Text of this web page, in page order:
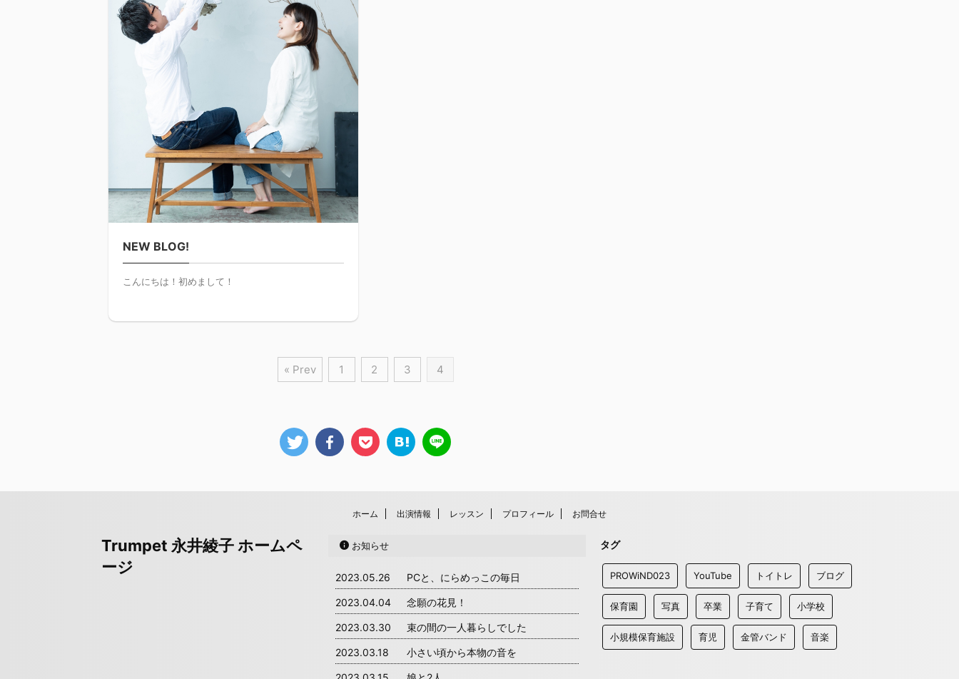
NEW BLOG!
こんにちは！初めまして！
« Prev 1 2 3 4
ホーム 出演情報 レッスン プロフィール お問合せ
お知らせ
2023.05.26 PCと、にらめっこの毎日
2023.04.04 念願の花見！
2023.03.30 束の間の一人暮らしでした
2023.03.18 小さい頃から本物の音を
タグ
PROWiND023 YouTube トイトレ ブログ
保育園 写真 卒業 子育て 小学校
小規模保育施設 育児 金管バンド 音楽
Trumpet 永井綾子 ホームペ
ージ